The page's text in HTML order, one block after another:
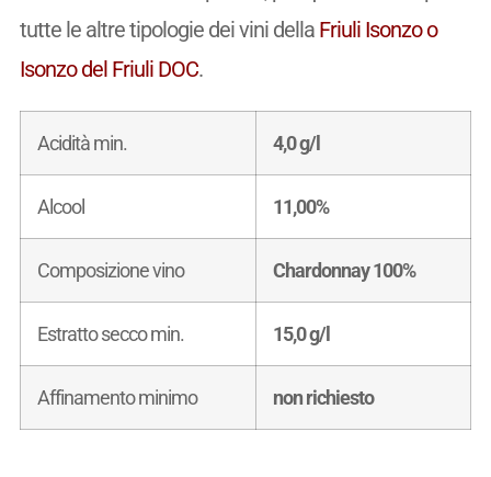
tutte le altre tipologie dei vini della Friuli Isonzo o
Isonzo del Friuli DOC.
Acidità min. 4,0 g/l
Alcool 11,00%
Composizione vino Chardonnay 100%
Estratto secco min. 15,0 g/l
Affinamento minimo non richiesto